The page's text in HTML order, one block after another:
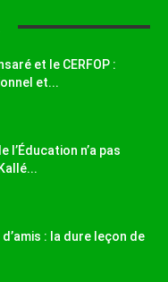
et le CERFOP :
et...
l’Éducation n’a pas
d’amis : la dure leçon de